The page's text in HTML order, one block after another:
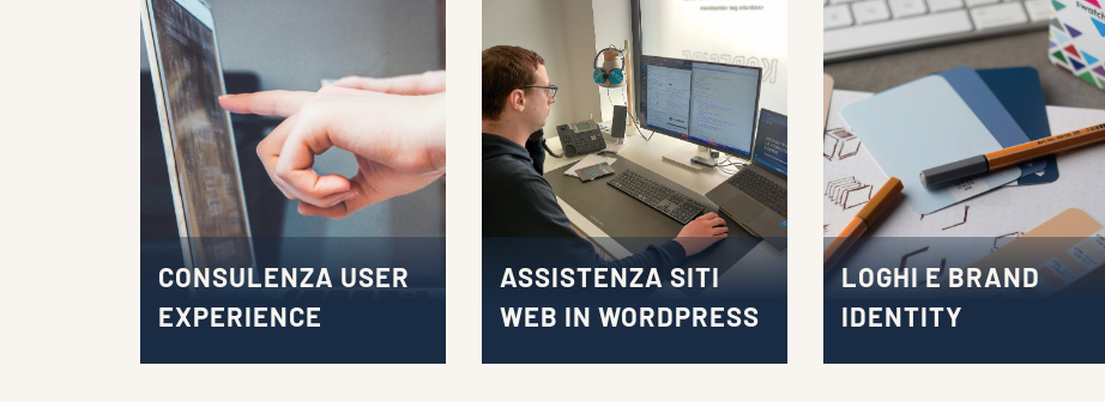
CONSULENZA USER
EXPERIENCE
ASSISTENZA SITI
WEB IN WORDPRESS
LOGHI E BRAND
IDENTITY